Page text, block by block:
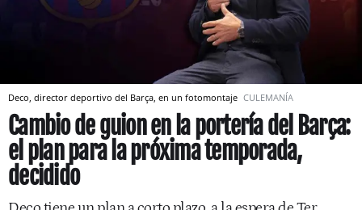
Deco, director deportivo del Barça, en un fotomontaje CULEMANÍA
Cambio de guion en la portería del Barça:
el plan para la próxima temporada,
decidido